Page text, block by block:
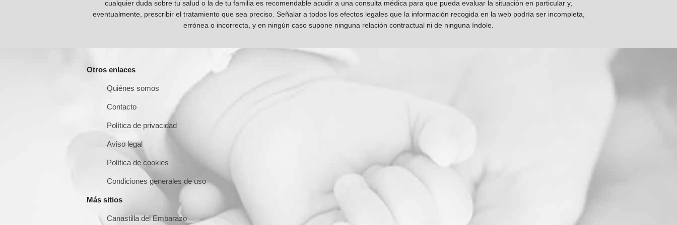
cualquier duda sobre tu salud o la de tu familia es recomendable acudir a una consulta médica para que pueda evaluar la situación en particular y,
eventualmente, prescribir el tratamiento que sea preciso. Señalar a todos los efectos legales que la información recogida en la web podría ser incompleta,
errónea o incorrecta, y en ningún caso supone ninguna relación contractual ni de ninguna índole.
Otros enlaces
Quiénes somos
Contacto
Política de privacidad
Aviso legal
Política de cookies
Condiciones generales de uso
Más sitios
Canastilla del Embarazo